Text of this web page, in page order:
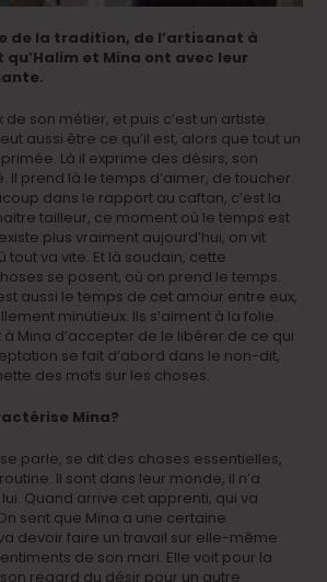
de la tradition, de l’artisanat à
et Mina ont avec leur
son métier, et puis c’est un artiste.
aussi être ce qu’il est, alors que tout un
Là il exprime des désirs, son
Il prend là le temps d’aimer, de toucher.
dans le rapport au caftan, c’est la
tailleur, ce moment où le temps est
plus vraiment aujourd’hui, on vit
tout va vite. Et là soudain, cette
se posent, où on prend le temps.
aussi le temps de cet amour entre eux,
minutieux. Ils s’aiment à la folie.
à Mina d’accepter de le libérer de ce qui
se fait d’abord dans le non-dit,
des mots sur les choses.
Mina?
parle, se dit des choses essentielles,
Il sont dans leur monde, il n’a
lui. Quand arrive cet apprenti, qui va
sent que Mina a une certaine
devoir faire un travail sur elle-même
de son mari. Elle voit pour la
regard du désir pour un autre